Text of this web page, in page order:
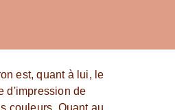
est, quant à lui, le
d'impression de